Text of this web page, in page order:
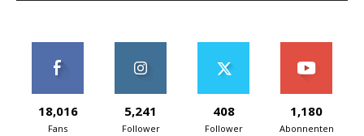
18,016
Fans
5,241
Follower
408
Follower
1,180
Abonnenten